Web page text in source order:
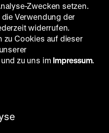
Zu
Zu
Zu
Soundcloud
Zwecken setzen.
Verwendung der
widerrufen.
zu Cookies auf dieser
und zu uns im Impressum.